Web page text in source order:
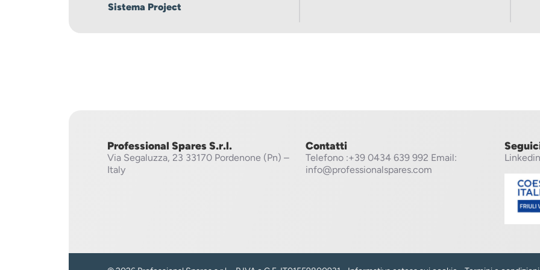
Sistema Project
Professional Spares S.r.l.
Via Segaluzza, 23 33170 Pordenone (Pn) –
Italy
Contatti
Telefono :+39 0434 639 992 Email:
info@professionalspares.com
Linkedin